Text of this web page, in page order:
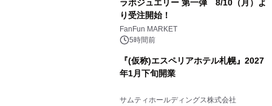
ラボジュエリー 第一弾 8/10（月）よ
り受注開始！
FanFun MARKET
5時間前
『(仮称)エスペリアホテル札幌』2027
年1月下旬開業
サムティホールディングス株式会社